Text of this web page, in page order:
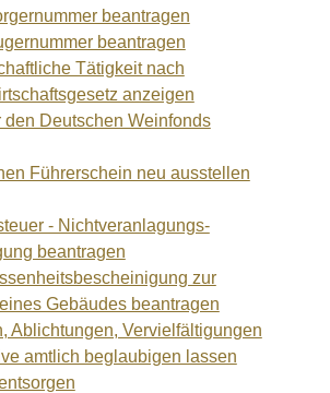
beantragen
beantragen
Tätigkeit nach
anzeigen
den Deutschen Weinfonds
Führerschein neu ausstellen
- Nichtveranlagungs-
beantragen
zur
Gebäudes beantragen
Ablichtungen, Vervielfältigungen
amtlich beglaubigen lassen